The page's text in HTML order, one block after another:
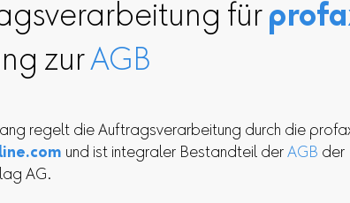
für
zurAGB
regelt die Auftragsverarbeitung durch die
und ist integraler Bestandteil der AGB der
AG.